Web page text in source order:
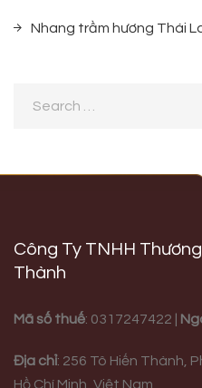
Nhang trầm hương Thái
Công Ty TNHH
Thành
Mã số thuế: 0317247422 |
Địa chỉ: 256 Tô Hiến Thành,
Hồ Chí Minh, Việt Nam